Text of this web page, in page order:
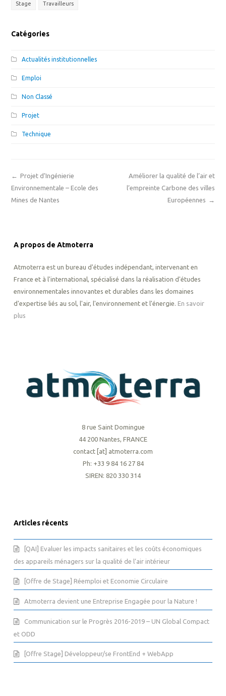
Stage Travailleurs
Catégories
Actualités institutionnelles
Emploi
Non Classé
Projet
Technique
Améliorer la qualité de l’air et
l’empreinte Carbone des villes
Européennes →
← Projet d’Ingénierie
Environnementale – Ecole des
Mines de Nantes
A propos de Atmoterra
Atmoterra est un bureau d'études indépendant, intervenant en
France et à l'international, spécialisé dans la réalisation d'études
environnementales innovantes et durables dans les domaines
d'expertise liés au sol, l'air, l'environnement et l'énergie. En savoir
plus
8 rue Saint Domingue
44 200 Nantes, FRANCE
contact [at] atmoterra.com
Ph: +33 9 84 16 27 84
SIREN: 820 330 314
Articles récents
[QAI] Evaluer les impacts sanitaires et les coûts économiques
des appareils ménagers sur la qualité de l’air intérieur
[Offre de Stage] Réemploi et Economie Circulaire
Atmoterra devient une Entreprise Engagée pour la Nature !
Communication sur le Progrès 2016-2019 – UN Global Compact
et ODD
[Offre Stage] Développeur/se FrontEnd + WebApp